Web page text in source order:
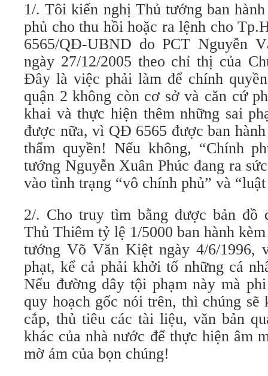
1/. Tôi kiến nghị Thủ tướng ban
phủ cho thu hồi hoặc ra lệnh cho
6565/QĐ-UBND do PCT Nguyễn
ngày 27/12/2005 theo chỉ thị của
Đây là việc phải làm để chính
quận 2 không còn cơ sở và căn cứ
khai và thực hiện thêm những sai
được nữa, vì QĐ 6565 được ban
thẩm quyền! Nếu không, “Chính
tướng Nguyễn Xuân Phúc đang ra
vào tình trạng “vô chính phủ” và
2/. Cho truy tìm bằng được bản
Thủ Thiêm tỷ lệ 1/5000 ban hành
tướng Võ Văn Kiệt ngày 4/6/1996,
phạt, kể cả phải khởi tố những cá
Nếu đường dây tội phạm này mà
quy hoạch gốc nói trên, thì chúng sẽ
cắp, thủ tiêu các tài liệu, văn bản
khác của nhà nước để thực hiện âm
mờ ám của bọn chúng!